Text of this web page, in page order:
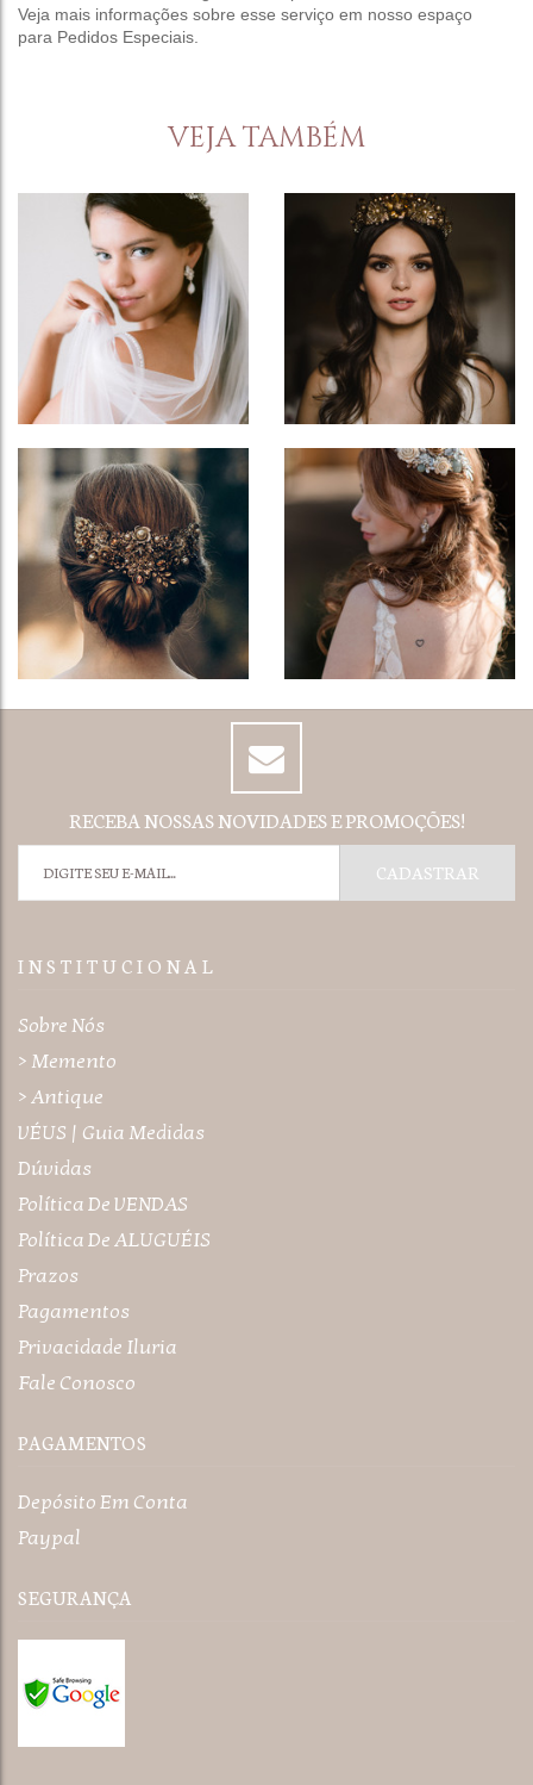
Veja mais informações sobre esse serviço em nosso espaço
para Pedidos Especiais
VEJA TAMBÉM
RECEBA NOSSAS NOVIDADES E PROMOÇÕES!
I N S T I T U C I O N A L
Sobre Nós
> Memento
> Antique
VÉUS | Guia Medidas
Dúvidas
Política De VENDAS
Política De ALUGUÉIS
Prazos
Pagamentos
Privacidade Iluria
Fale Conosco
PAGAMENTOS
Depósito Em Conta
Paypal
SEGURANÇA